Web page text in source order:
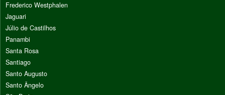
Frederico Westphalen
Jaguari
Júlio de Castilhos
Panambi
Santa Rosa
Santiago
Santo Augusto
Santo Ângelo